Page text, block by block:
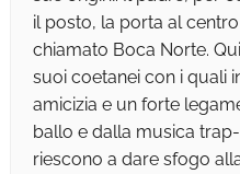
il posto, la porta al
chiamato Boca Norte.
suoi coetanei con i quali
amicizia e un forte
ballo e dalla musica
riescono a dare sfogo